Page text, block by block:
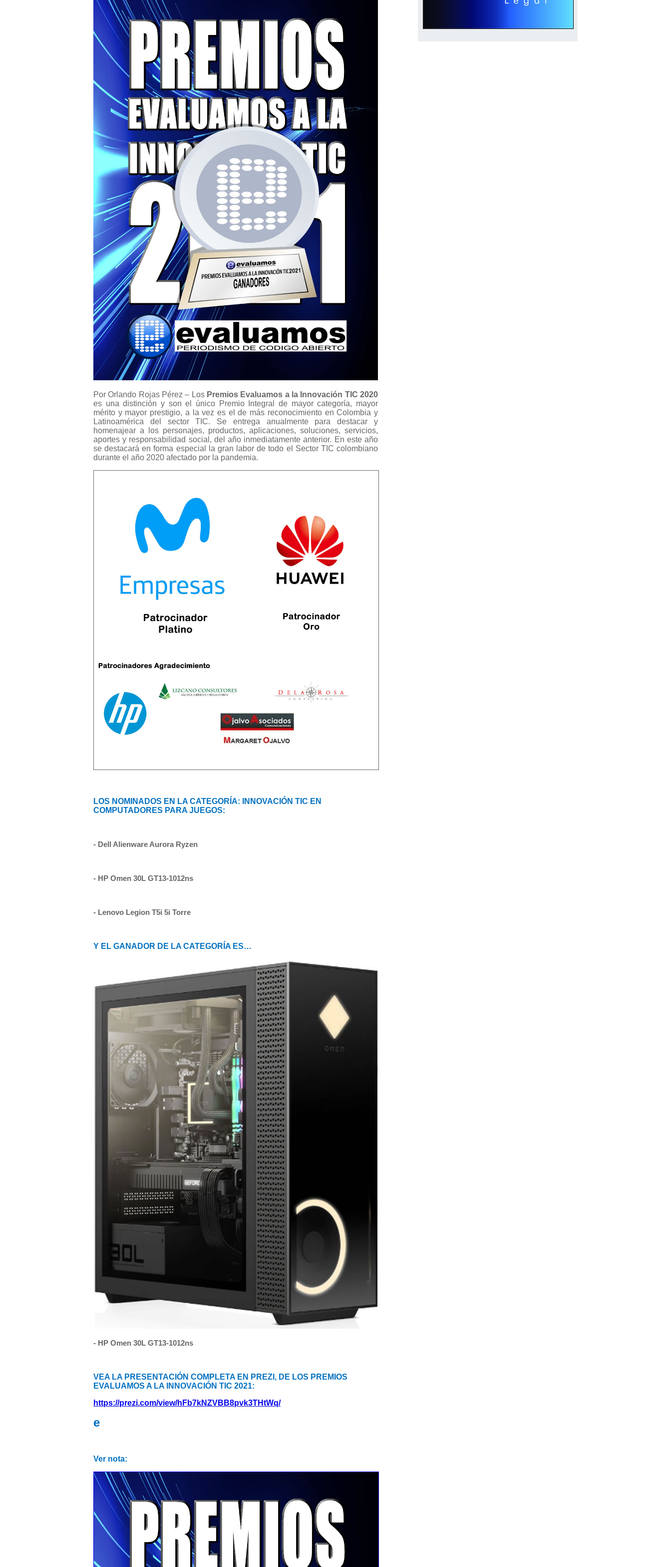
Por Orlando Rojas Pérez – Los Premios Evaluamos a la Innovación TIC 2020
es una distinción y son el único Premio Integral de mayor categoría, mayor
mérito y mayor prestigio, a la vez es el de más reconocimiento en Colombia y
Latinoamérica del sector TIC. Se entrega anualmente para destacar y
homenajear a los personajes, productos, aplicaciones, soluciones, servicios,
aportes y responsabilidad social, del año inmediatamente anterior. En este año
se destacará en forma especial la gran labor de todo el Sector TIC colombiano
durante el año 2020 afectado por la pandemia.
LOS NOMINADOS EN LA CATEGORÍA: INNOVACIÓN TIC EN
COMPUTADORES PARA JUEGOS:
- Dell Alienware Aurora Ryzen
- HP Omen 30L GT13-1012ns
- Lenovo Legion T5i 5i Torre
Y EL GANADOR DE LA CATEGORÍA ES…
- HP Omen 30L GT13-1012ns
VEA LA PRESENTACIÓN COMPLETA EN PREZI, DE LOS PREMIOS
EVALUAMOS A LA INNOVACIÓN TIC 2021:
https://prezi.com/view/hFb7kNZVBB8pvk3THtWq/
e
Ver nota: